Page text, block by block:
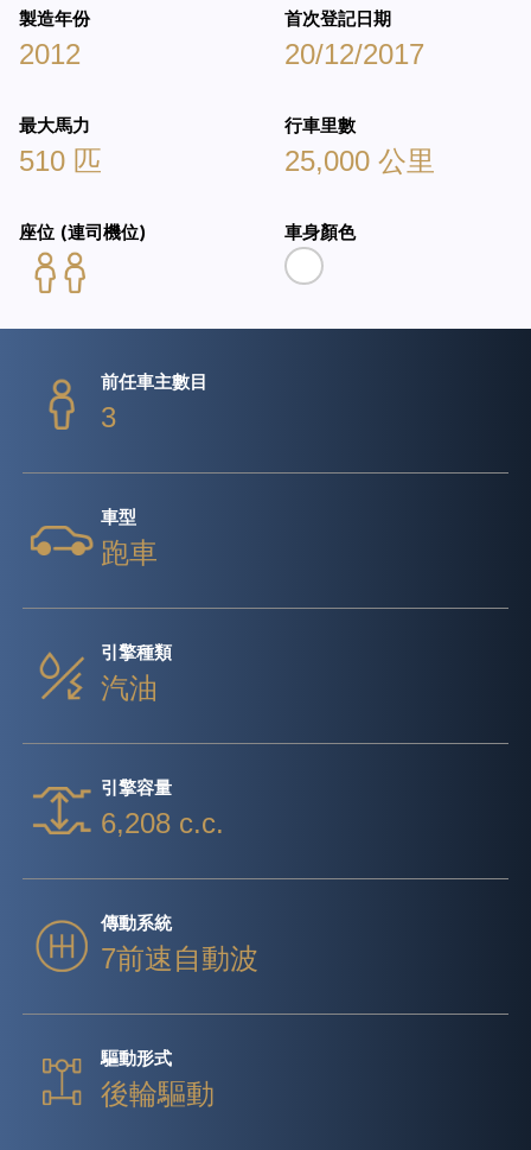
製造年份
2012
首次登記日期
20/12/2017
最大馬力
510 匹
行車里數
25,000 公里
座位 (連司機位) 車身顏色
前任車主數目
3
車型
跑車
引擎種類
汽油
引擎容量
6,208 c.c.
傳動系統
7前速自動波
驅動形式
後輪驅動